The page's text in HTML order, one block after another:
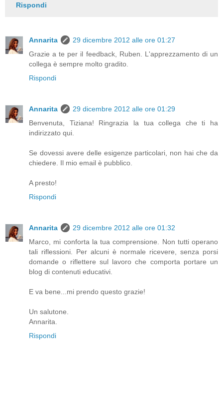
Rispondi
Annarita
29 dicembre 2012 alle ore 01:27
Grazie a te per il feedback, Ruben. L'apprezzamento di un
collega è sempre molto gradito.
Rispondi
Annarita
29 dicembre 2012 alle ore 01:29
Benvenuta, Tiziana! Ringrazia la tua collega che ti ha
indirizzato qui.
Se dovessi avere delle esigenze particolari, non hai che da
chiedere. Il mio email è pubblico.
A presto!
Rispondi
Annarita
29 dicembre 2012 alle ore 01:32
Marco, mi conforta la tua comprensione. Non tutti operano
tali riflessioni. Per alcuni è normale ricevere, senza porsi
domande o riflettere sul lavoro che comporta portare un
blog di contenuti educativi.
E va bene...mi prendo questo grazie!
Un salutone.
Annarita.
Rispondi